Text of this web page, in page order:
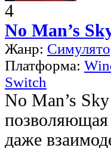
4
No Man’s
Жанр:
Платформа:
Switch
No Man’s
позволяющая
даже